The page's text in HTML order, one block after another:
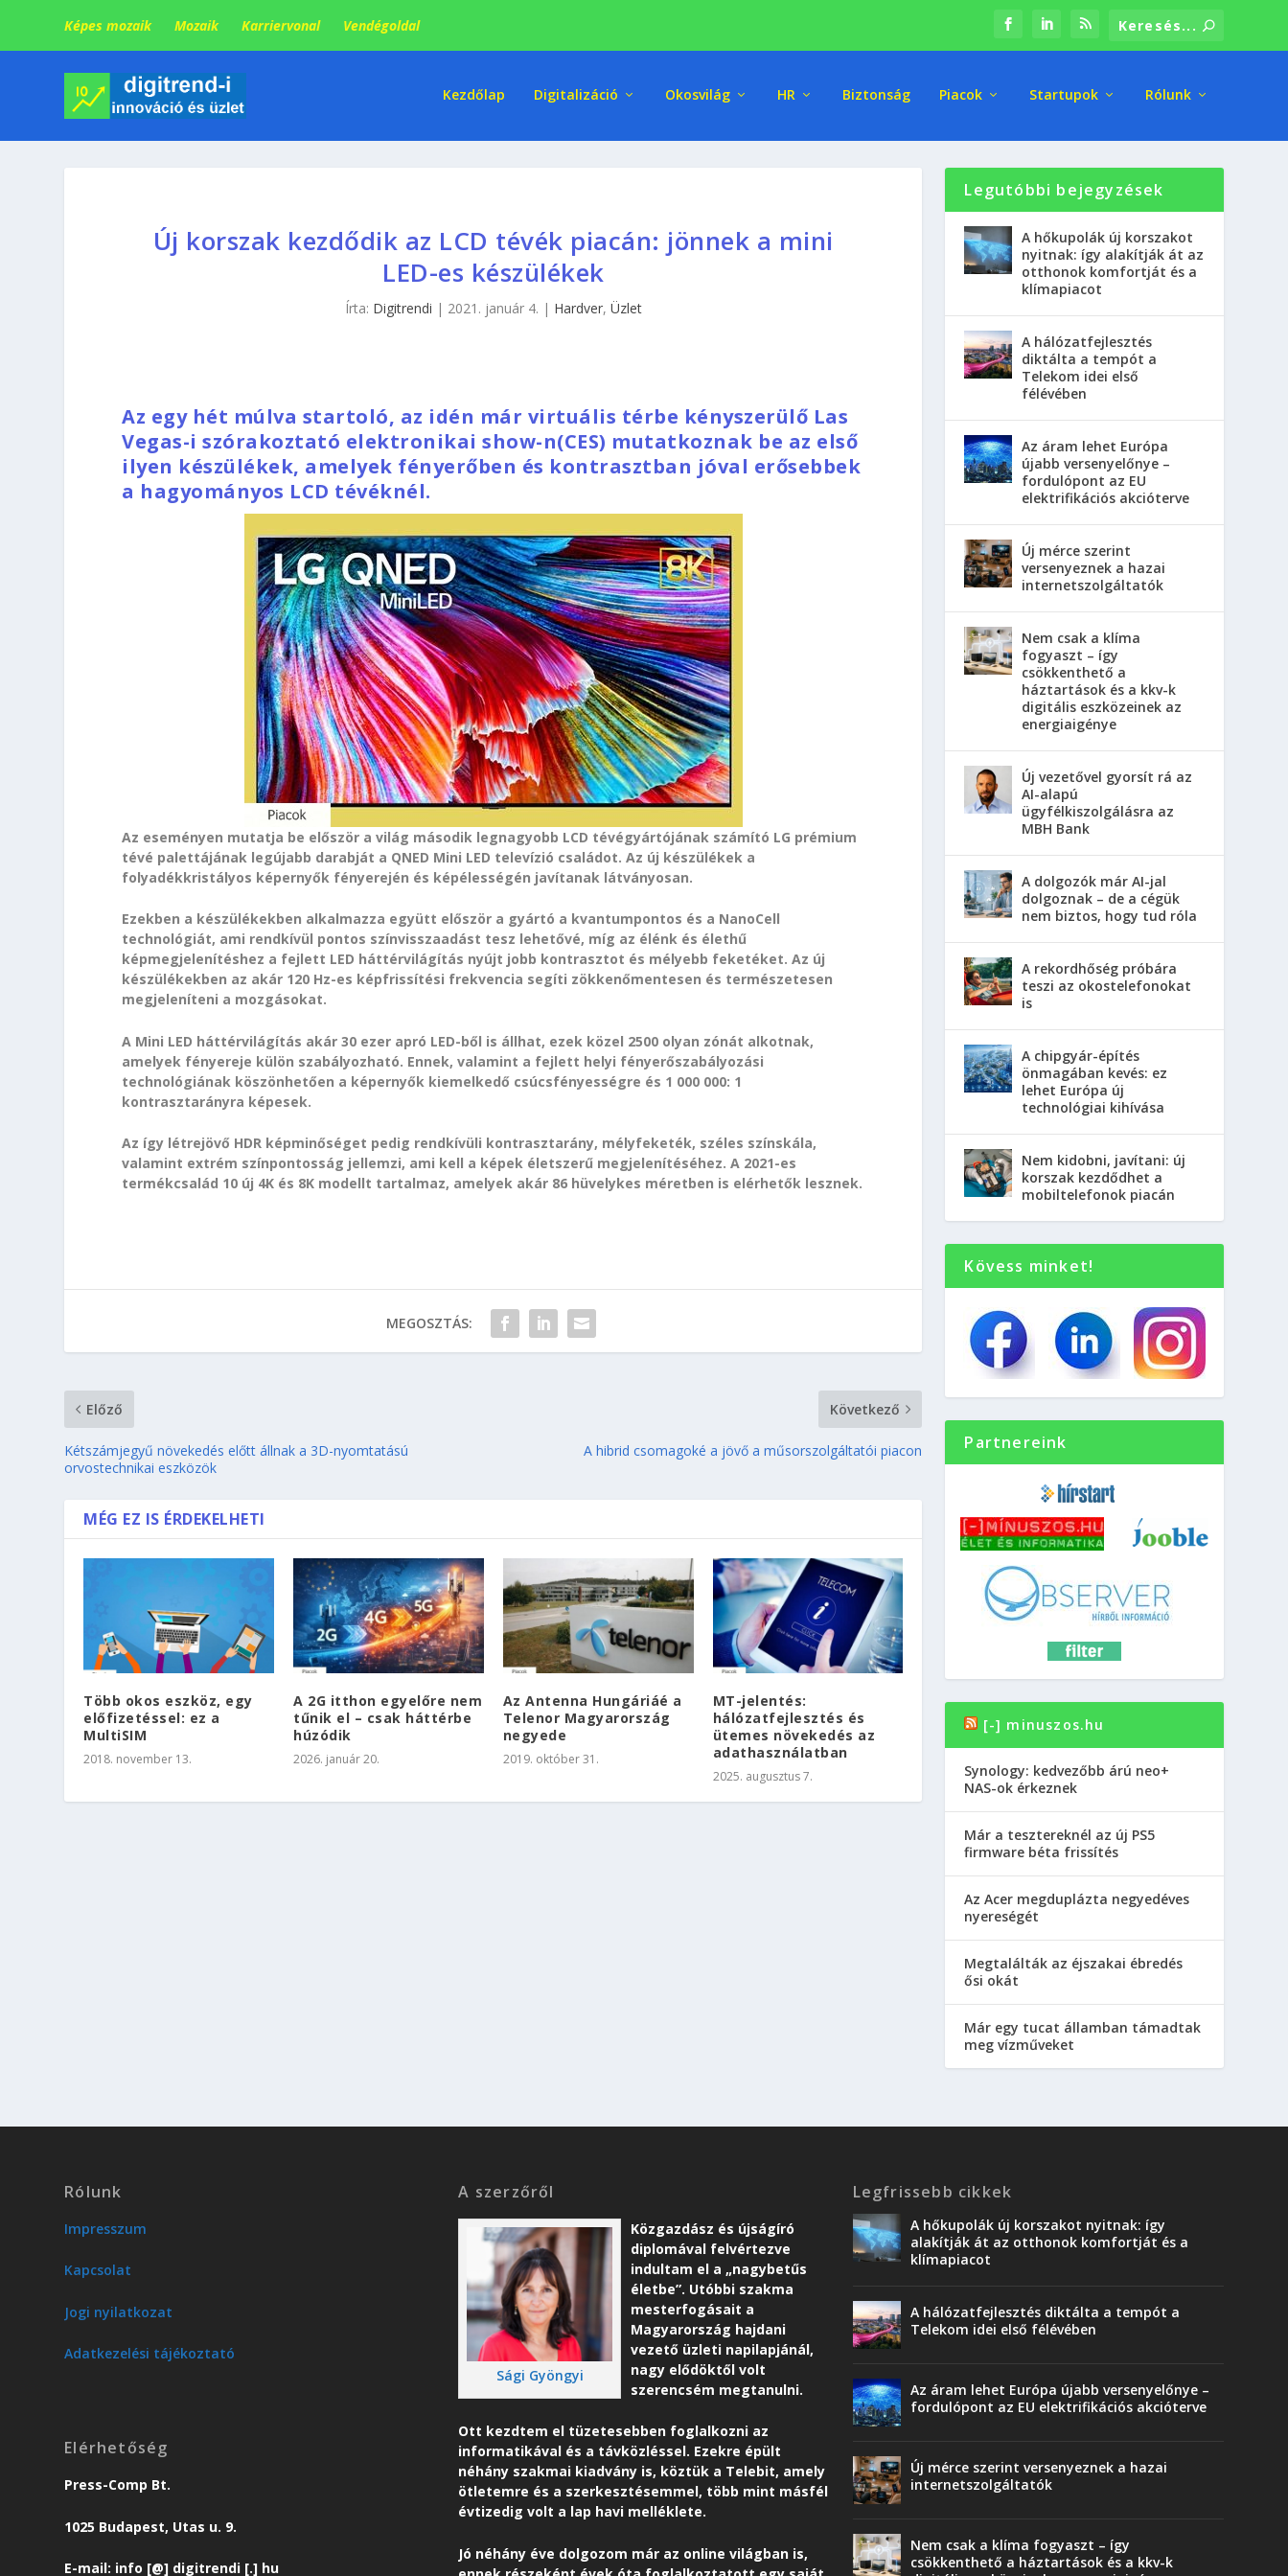
Képes mozaik Mozaik Karriervonal Vendégoldal
Kezdőlap Digitalizáció Okosvilág HR Biztonság Piacok Startupok Rólunk
Új korszak kezdődik az LCD tévék piacán: jönnek a mini
LED-es készülékek
Írta: Digitrendi | 2021. január 4. | Hardver, Üzlet
Az egy hét múlva startoló, az idén már virtuális térbe kényszerülő Las
Vegas-i szórakoztató elektronikai show-n(CES) mutatkoznak be az első
ilyen készülékek, amelyek fényerőben és kontrasztban jóval erősebbek
a hagyományos LCD tévéknél.
Az eseményen mutatja be először a világ második legnagyobb LCD tévégyártójának számító LG prémium
tévé palettájának legújabb darabját a QNED Mini LED televízió családot. Az új készülékek a
folyadékkristályos képernyők fényerején és képélességén javítanak látványosan.
Ezekben a készülékekben alkalmazza együtt először a gyártó a kvantumpontos és a NanoCell
technológiát, ami rendkívül pontos színvisszaadást tesz lehetővé, míg az élénk és élethű
képmegjelenítéshez a fejlett LED háttérvilágítás nyújt jobb kontrasztot és mélyebb feketéket. Az új
készülékekben az akár 120 Hz-es képfrissítési frekvencia segíti zökkenőmentesen és természetesen
megjeleníteni a mozgásokat.
A Mini LED háttérvilágítás akár 30 ezer apró LED-ből is állhat, ezek közel 2500 olyan zónát alkotnak,
amelyek fényereje külön szabályozható. Ennek, valamint a fejlett helyi fényerőszabályozási
technológiának köszönhetően a képernyők kiemelkedő csúcsfényességre és 1 000 000: 1
kontrasztarányra képesek.
Az így létrejövő HDR képminőséget pedig rendkívüli kontrasztarány, mélyfeketék, széles színskála,
valamint extrém színpontosság jellemzi, ami kell a képek életszerű megjelenítéséhez. A 2021-es
termékcsalád 10 új 4K és 8K modellt tartalmaz, amelyek akár 86 hüvelykes méretben is elérhetők lesznek.
MEGOSZTÁS:
Előző
Kétszámjegyű növekedés előtt állnak a 3D-nyomtatású
orvostechnikai eszközök
Következő
A hibrid csomagoké a jövő a műsorszolgáltatói piacon
MÉG EZ IS ÉRDEKELHETI
Több okos eszköz, egy
előfizetéssel: ez a
MultiSIM
2018. november 13.
A 2G itthon egyelőre nem
tűnik el – csak háttérbe
húzódik
2026. január 20.
Az Antenna Hungáriáé a
Telenor Magyarország
negyede
2019. október 31.
MT-jelentés:
hálózatfejlesztés és
ütemes növekedés az
adathasználatban
2025. augusztus 7.
Legutóbbi bejegyzések
A hőkupolák új korszakot
nyitnak: így alakítják át az
otthonok komfortját és a
klímapiacot
A hálózatfejlesztés
diktálta a tempót a
Telekom idei első
félévében
Az áram lehet Európa
újabb versenyelőnye –
fordulópont az EU
elektrifikációs akcióterve
Új mérce szerint
versenyeznek a hazai
internetszolgáltatók
Nem csak a klíma
fogyaszt – így
csökkenthető a
háztartások és a kkv-k
digitális eszközeinek az
energiaigénye
Új vezetővel gyorsít rá az
AI-alapú
ügyfélkiszolgálásra az
MBH Bank
A dolgozók már AI-jal
dolgoznak – de a cégük
nem biztos, hogy tud róla
A rekordhőség próbára
teszi az okostelefonokat
is
A chipgyár-építés
önmagában kevés: ez
lehet Európa új
technológiai kihívása
Nem kidobni, javítani: új
korszak kezdődhet a
mobiltelefonok piacán
Kövess minket!
Partnereink
[-] minuszos.hu
Synology: kedvezőbb árú neo+
NAS-ok érkeznek
Már a tesztereknél az új PS5
firmware béta frissítés
Az Acer megduplázta negyedéves
nyereségét
Megtalálták az éjszakai ébredés
ősi okát
Már egy tucat államban támadtak
meg vízműveket
Rólunk
Impresszum
Kapcsolat
Jogi nyilatkozat
Adatkezelési tájékoztató
Elérhetőség
Press-Comp Bt.
1025 Budapest, Utas u. 9.
E-mail: info [@] digitrendi [.] hu
A szerzőről
Sági Gyöngyi
Közgazdász és újságíró
diplomával felvértezve
indultam el a „nagybetűs
életbe”. Utóbbi szakma
mesterfogásait a
Magyarország hajdani
vezető üzleti napilapjánál,
nagy elődöktől volt
szerencsém megtanulni.
Ott kezdtem el tüzetesebben foglalkozni az
informatikával és a távközléssel. Ezekre épült
néhány szakmai kiadvány is, köztük a Telebit, amely
ötletemre és a szerkesztésemmel, több mint másfél
évtizedig volt a lap havi melléklete.
Jó néhány éve dolgozom már az online világban is,
Legfrissebb cikkek
A hőkupolák új korszakot nyitnak: így
alakítják át az otthonok komfortját és a
klímapiacot
A hálózatfejlesztés diktálta a tempót a
Telekom idei első félévében
Az áram lehet Európa újabb versenyelőnye –
fordulópont az EU elektrifikációs akcióterve
Új mérce szerint versenyeznek a hazai
internetszolgáltatók
Nem csak a klíma fogyaszt – így
csökkenthető a háztartások és a kkv-k